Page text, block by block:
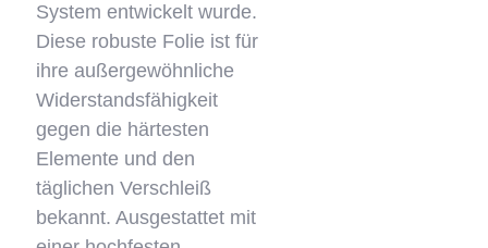
System entwickelt wurde.
Diese robuste Folie ist für
ihre außergewöhnliche
Widerstandsfähigkeit
gegen die härtesten
Elemente und den
täglichen Verschleiß
bekannt. Ausgestattet mit